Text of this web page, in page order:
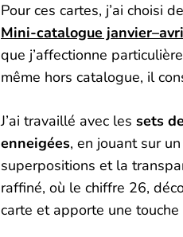
Pour ces cartes, j’ai choisi
Mini-catalogue
que j’affectionne
même hors catalogue, il
J’ai travaillé avec les sets
enneigées, en jouant sur
superpositions et la
raffiné, où le chiffre 26,
carte et apporte une